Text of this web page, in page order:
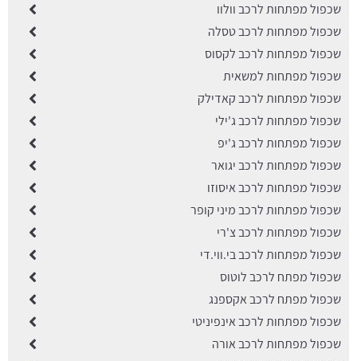
שכפול מפתחות לרכב וולוו
שכפול מפתחות לרכב טסלה
שכפול מפתחות לרכב לקסוס
שכפול מפתחות למשאית
שכפול מפתחות לרכב קאדילק
שכפול מפתחות לרכב ג'ילי
שכפול מפתחות לרכב ג'יפ
שכפול מפתחות לרכב יגואר
שכפול מפתחות לרכב איסוזו
שכפול מפתחות לרכב מיני קופר
שכפול מפתחות לרכב צ'רי
שכפול מפתחות לרכב בי.ווי.די
שכפול מפתח לרכב לוטוס
שכפול מפתח לרכב אקספנג
שכפול מפתחות לרכב אינפיניטי
שכפול מפתחות לרכב אורה